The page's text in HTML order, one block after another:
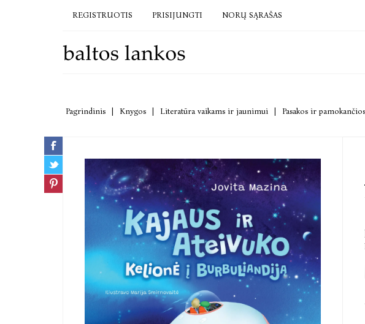
REGISTRUOTIS PRISIJUNGTI NORŲ SĄRAŠAS
Pagrindinis Knygos Literatūra vaikams ir jaunimui Pasakos ir